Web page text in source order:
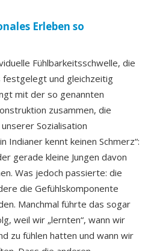
Erleben so
Fühlbarkeitsschwelle, die
festgelegt und gleichzeitig
mit der so genannten
zusammen, die
Sozialisation
Indianer kennt keinen Schmerz“:
gerade kleine Jungen davon
Was jedoch passierte: die
die Gefühlskomponente
Manchmal führte das sogar
weil wir „lernten“, wann wir
zu fühlen hatten und wann wir